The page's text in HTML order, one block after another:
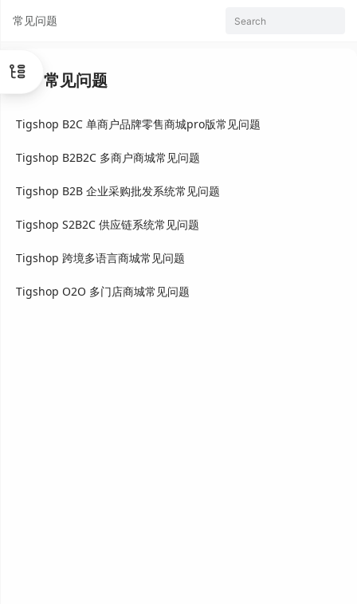
常见问题
Tigshop B2C 单商户品牌零售商城pro版常见问题
Tigshop B2B2C 多商户商城常见问题
Tigshop B2B 企业采购批发系统常见问题
Tigshop S2B2C 供应链系统常见问题
Tigshop 跨境多语言商城常见问题
Tigshop O2O 多门店商城常见问题
常见问题 Search